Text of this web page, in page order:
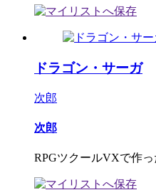
ドラゴン・サーガ
次郎
次郎
RPGツクールVXで作